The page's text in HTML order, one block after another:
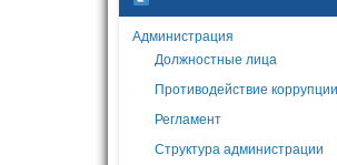
Администрация
Должностные лица
Противодействие коррупции
Регламент
Структура администрации